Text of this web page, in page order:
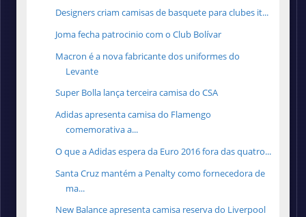
Designers criam camisas de basquete para clubes it...
Joma fecha patrocinio com o Club Bolívar
Macron é a nova fabricante dos uniformes do
Levante
Super Bolla lança terceira camisa do CSA
Adidas apresenta camisa do Flamengo
comemorativa a...
O que a Adidas espera da Euro 2016 fora das quatro...
Santa Cruz mantém a Penalty como fornecedora de
ma...
New Balance apresenta camisa reserva do Liverpool